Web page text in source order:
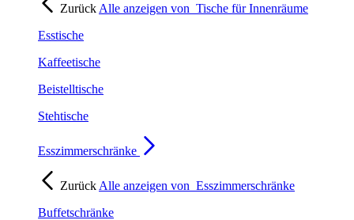
Zurück Alle anzeigen von Tische für Innenräume
Esstische
Kaffeetische
Beistelltische
Stehtische
Esszimmerschränke
Zurück Alle anzeigen von Esszimmerschränke
Buffetschränke